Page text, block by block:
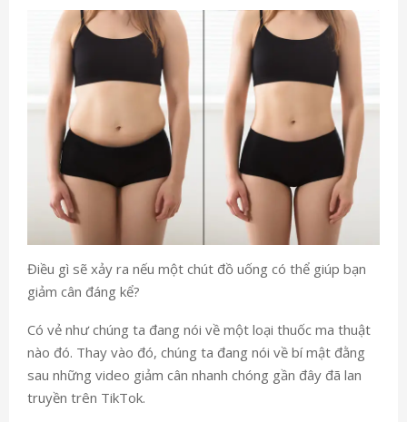
Điều gì sẽ xảy ra nếu một chút đồ uống có thể giúp bạn
giảm cân đáng kể?
Có vẻ như chúng ta đang nói về một loại thuốc ma thuật
nào đó. Thay vào đó, chúng ta đang nói về bí mật đằng
sau những video giảm cân nhanh chóng gần đây đã lan
truyền trên TikTok.